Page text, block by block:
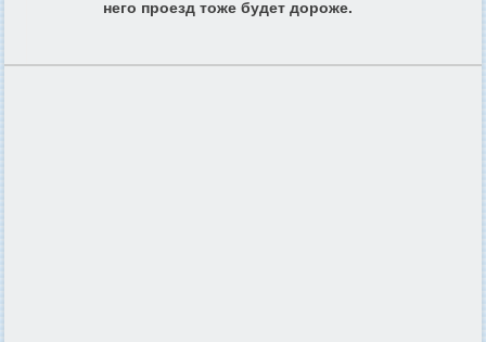
него проезд тоже будет дороже.